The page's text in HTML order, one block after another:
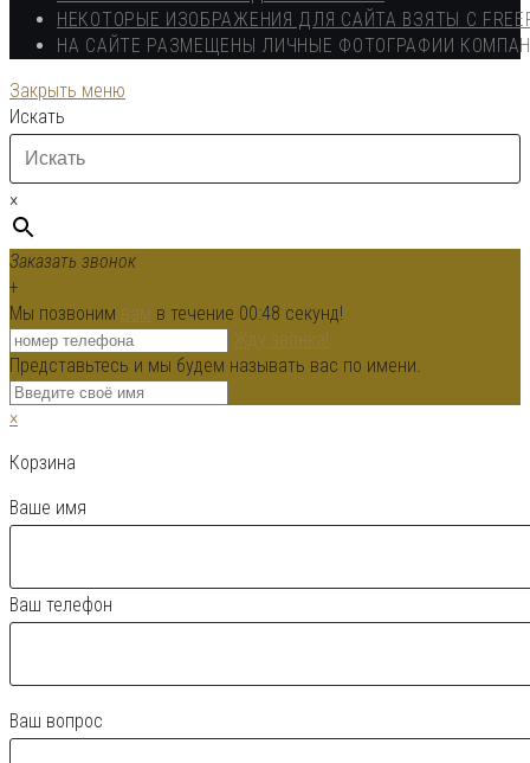
НЕКОТОРЫЕ ИЗОБРАЖЕНИЯ ДЛЯ САЙТА ВЗЯТЫ С
НА САЙТЕ РАЗМЕЩЕНЫ ЛИЧНЫЕ ФОТОГРАФИИ
Закрыть меню
Искать
×
Заказать звонок
+
Мы позвоним вам в течение 00:48 секунд!
Жду звонка!
Представьтесь и мы будем называть вас по имени.
×
Корзина
Ваше имя
Ваш телефон
Ваш вопрос